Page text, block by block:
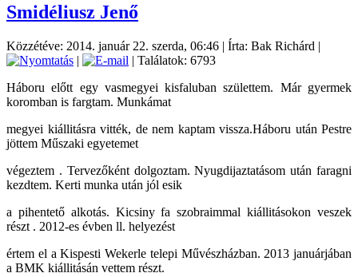
Smidéliusz Jenő
Közzétéve: 2014. január 22. szerda, 06:46 | Írta: Bak Richárd |
|
| Találatok: 6793
Háboru előtt egy vasmegyei kisfaluban születtem. Már gyermek
koromban is fargtam. Munkámat
megyei kiállitásra vitték, de nem kaptam vissza.Háboru után Pestre
jöttem Műszaki egyetemet
végeztem . Tervezőként dolgoztam. Nyugdijaztatásom után faragni
kezdtem. Kerti munka után jól esik
a pihentető alkotás. Kicsiny fa szobraimmal kiállitásokon veszek
részt . 2012-es évben ll. helyezést
értem el a Kispesti Wekerle telepi Művészházban. 2013 januárjában
a BMK kiállitásán vettem részt.